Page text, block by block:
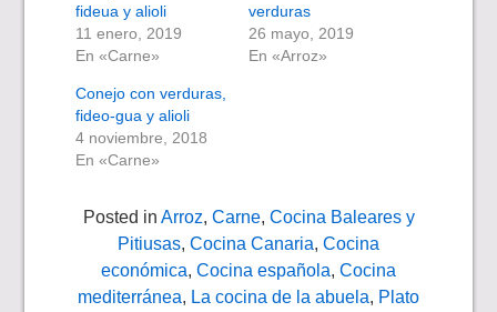
fideua y alioli
11 enero, 2019
En «Carne»
verduras
26 mayo, 2019
En «Arroz»
Conejo con verduras,
fideo-gua y alioli
4 noviembre, 2018
En «Carne»
Posted in Arroz, Carne, Cocina Baleares y
Pitiusas, Cocina Canaria, Cocina
económica, Cocina española, Cocina
mediterránea, La cocina de la abuela, Plato